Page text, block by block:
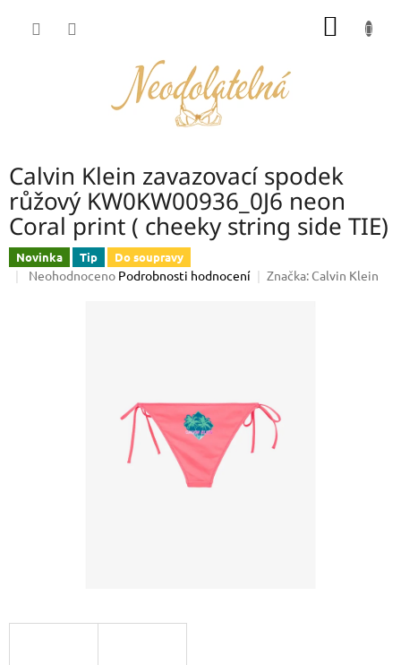
Calvin Klein zavazovací spodek
růžový KW0KW00936_0J6 neon
Coral print ( cheeky string side TIE)
Novinka Tip Do soupravy
Průměrné
Neohodnoceno Podrobnosti hodnocení Značka: Calvin Klein